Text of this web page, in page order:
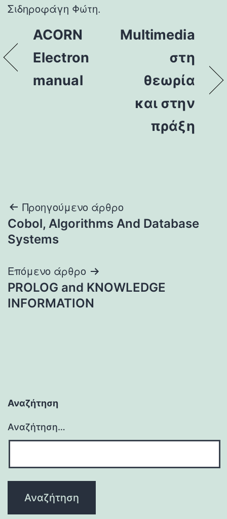
Σιδηροφάγη Φώτη.
ACORN
Electron
manual
Multimedia
στη
θεωρία
και στην
πράξη
Πλοήγηση
άρθρων
Προηγούμενο άρθρο
Cobol, Algorithms And Database
Systems
Επόμενο άρθρο
PROLOG and KNOWLEDGE
INFORMATION
Αναζήτηση
Αναζήτηση…